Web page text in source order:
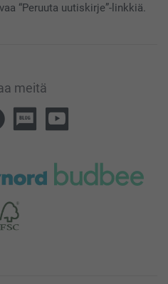
“Peruuta uutiskirje”-linkkiä.
meitä